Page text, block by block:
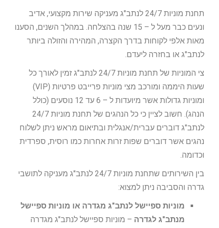
תחנת מוניות 24/7 לנתב"ג מעניקה שירות מקצועי, אדיב
ונעים כבר מעל ל – 15 שנה בהצלחה. במהלך השנים, הסענו
מאות אלפי לקוחות בדרך הקצרה, המהירה והזולה ביותר
לנתב"ג או בחזרה ליעדם.
צי המוניות של תחנת מוניות 24/7 לנתב"ג זמין לאורך כל
שעות היממה ומורכב מצי מוניות פרייבט פרטיות (VIP)
ומוניות גדולות אשר מיועדות ל – 6 עד 12 נוסעים (כולל
הנהג). חשוב לציין כי כל הנהגים של תחנת מוניות 24/7
לנתב"ג דוברים עברית/אנגלית ובתיאום מראש ניתן לשלוח
נהגים אשר דוברים שפות זרות אחרות כמו רוסית, ספרדית
וכדומה.
בין השירותים שתחנת מוניות 24/7 לנתב"ג מעניקה לתושבי
גדרה והסביבה ניתן למצוא:
מוניות ספיישל לנתב"ג מגדרה או מוניות ספיישל
מנתב"ג לגדרה – מוניות ספיישל לנתב"ג מגדרה